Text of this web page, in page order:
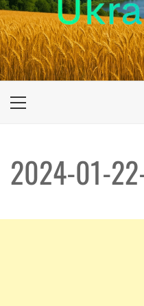
UKRAINE-
ПОДОРОЖI ПО
Primary
2024-01-